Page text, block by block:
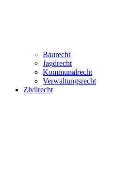
Baurecht
Jagdrecht
Kommunalrecht
Verwaltungsrecht
Zivilrecht